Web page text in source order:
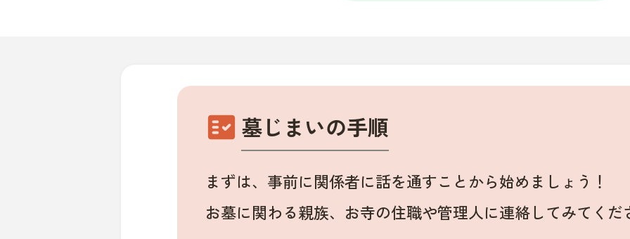
fact_check 墓じまいの手順
まずは、事前に関係者に話を通すことから始めましょう！
お墓に関わる親族、お寺の住職や管理人に連絡してみてくだ